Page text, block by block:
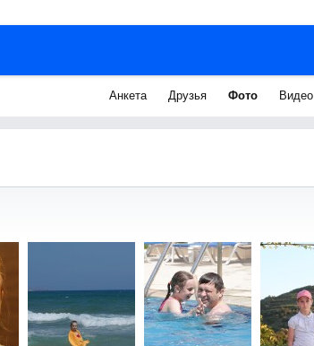
Анкета Друзья Фото Видео